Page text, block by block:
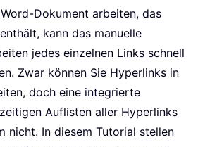
Dokument arbeiten, das
kann das manuelle
jedes einzelnen Links schnell
Zwar können Sie Hyperlinks in
doch eine integrierte
Auflisten aller Hyperlinks
nicht. In diesem Tutorial stellen